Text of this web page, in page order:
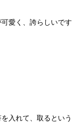
愛く、誇らしいです
入れて、取るという